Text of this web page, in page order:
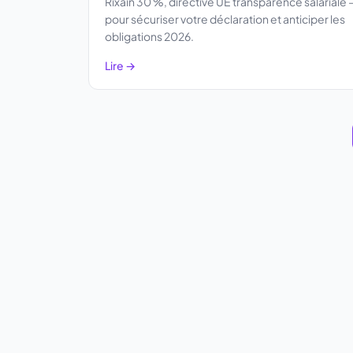
pour sécuriser votre déclaration et anticiper les
obligations 2026.
Lire →